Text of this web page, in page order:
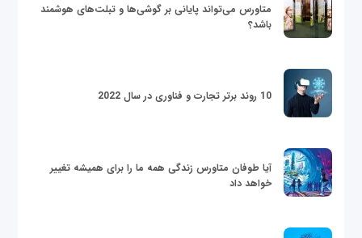
متاورس می‌تواند پایانی بر گوشی‌ها و تبلت‌های هوشمند
باشد؟
10 روند برتر تجارت و فناوری در سال 2022
آیا طوفان متاورس زندگی همه ما را برای همیشه تغییر
خواهد داد